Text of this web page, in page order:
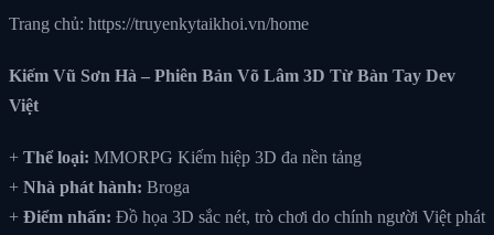
Trang chủ: https://truyenkytaikhoi.vn/home
Kiếm Vũ Sơn Hà – Phiên Bản Võ Lâm 3D Từ Bàn Tay Dev
Việt
+ Thể loại: MMORPG Kiếm hiệp 3D đa nền tảng
+ Nhà phát hành: Broga
+ Điểm nhấn: Đồ họa 3D sắc nét, trò chơi do chính người Việt phát